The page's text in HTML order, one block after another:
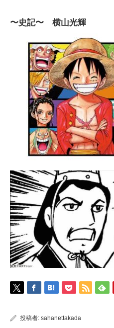
〜史記〜 横山光輝
投稿者: sahanettakada